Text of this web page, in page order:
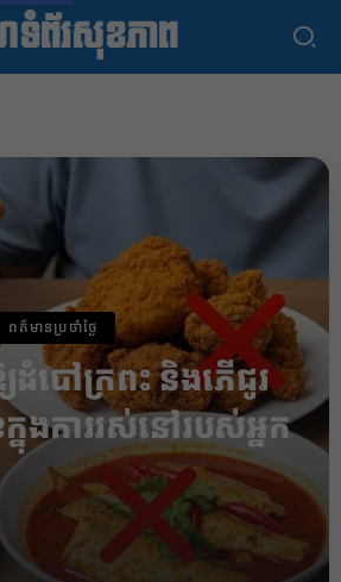
ទំព័រសុខភាព
ពត៌មានប្រចាំថ្ងៃ
បៅក្រពះ និងភើជូរ
នុងការរស់នៅរបស់អ្នក